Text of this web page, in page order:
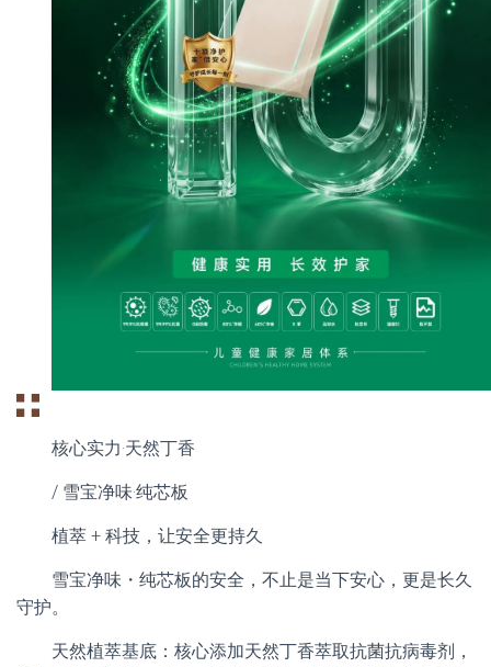
核心实力·天然丁香
/ 雪宝净味·纯芯板
植萃 + 科技，让安全更持久
雪宝净味・纯芯板的安全，不止是当下安心，更是长久
守护。
天然植萃基底：核心添加天然丁香萃取抗菌抗病毒剂，